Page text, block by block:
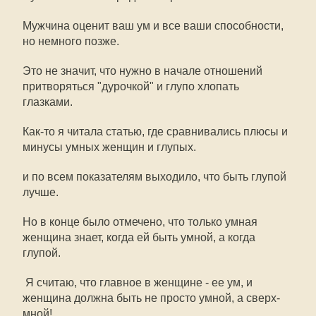
Мужчина оценит ваш ум и все ваши способности,
но немного позже.
Это не значит, что нужно в начале отношений
притворяться "дурочкой" и глупо хлопать
глазками.
Как-то я читала статью, где сравнивались плюсы и
минусы умных женщин и глупых.
и по всем показателям выходило, что быть глупой
лучше.
Но в конце было отмечено, что только умная
женщина знает, когда ей быть умной, а когда
глупой.
Я считаю, что главное в женщине - ее ум, и
женщина должна быть не просто умной, а сверх-
мной!